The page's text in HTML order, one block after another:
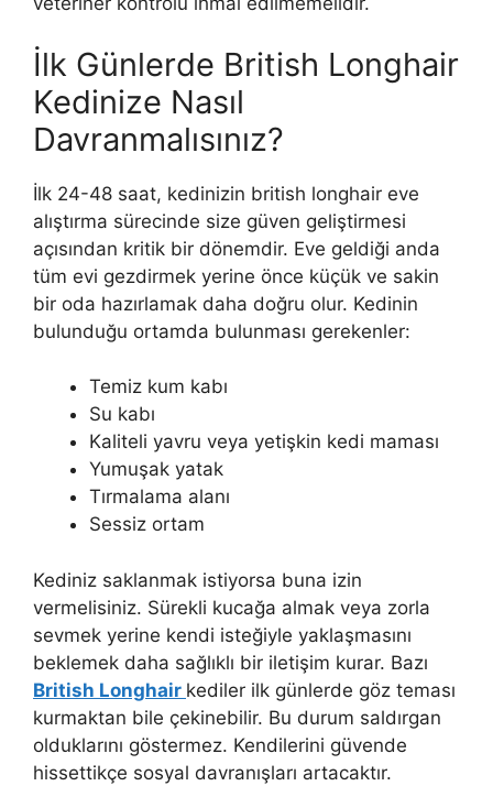
İlk Günlerde British Longhair
Kedinize Nasıl
Davranmalısınız?
İlk 24-48 saat, kedinizin british longhair eve
alıştırma sürecinde size güven geliştirmesi
açısından kritik bir dönemdir. Eve geldiği anda
tüm evi gezdirmek yerine önce küçük ve sakin
bir oda hazırlamak daha doğru olur. Kedinin
bulunduğu ortamda bulunması gerekenler:
Temiz kum kabı
Su kabı
Kaliteli yavru veya yetişkin kedi maması
Yumuşak yatak
Tırmalama alanı
Sessiz ortam
Kediniz saklanmak istiyorsa buna izin
vermelisiniz. Sürekli kucağa almak veya zorla
sevmek yerine kendi isteğiyle yaklaşmasını
beklemek daha sağlıklı bir iletişim kurar. Bazı
British Longhair kediler ilk günlerde göz teması
kurmaktan bile çekinebilir. Bu durum saldırgan
olduklarını göstermez. Kendilerini güvende
hissettikçe sosyal davranışları artacaktır.